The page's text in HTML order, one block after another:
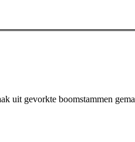
uit gevorkte boomstammen